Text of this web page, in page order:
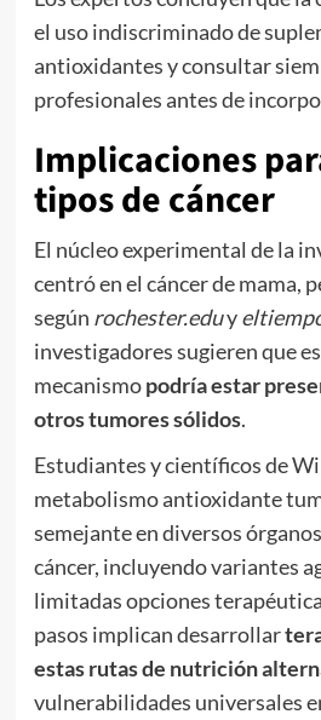
el uso indiscriminado de
antioxidantes y consultar
profesionales antes de
Implicaciones
tipos de cáncer
El núcleo experimental de la
centró en el cáncer de mama,
según rochester.eduy
investigadores sugieren que
mecanismopodría estar
otrostumores sólidos.
Estudiantes y científicos de
metabolismo antioxidante
semejante en diversos
cáncer, incluyendo variantes
limitadas opciones
pasos implican desarrollar
estas rutas de nutrición
vulnerabilidades universales